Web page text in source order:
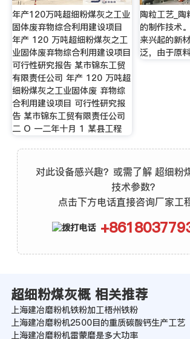
年产120万吨超细粉煤灰之工业
固体废弃物综合利用建设项目
年产 120 万吨超细粉煤灰之工
业固体废弃物综合利用建设项目
可行性研究报告 某市锦东工贸
有限责任公司 年产 120 万吨超
细粉煤灰之工业固体废 弃物综
合利用建设项目 可行性研究报
告 某市锦东工贸有限责任公司
二 O 一二年十月 1 某县工程
陶粒工艺_陶
的制作技术
来兴起的新
泛，由于原料
对此设备感兴趣？或需了解 超细粉
技术参数？
点击下方电话直接咨询厂家工
超细粉煤灰概 相关推荐
上海建冶磨粉机铁粉加工梧州铁粉
上海建冶磨粉机2500目的重质碳酸钙生产工艺
上海建冶磨粉机雷蒙磨是多大功率